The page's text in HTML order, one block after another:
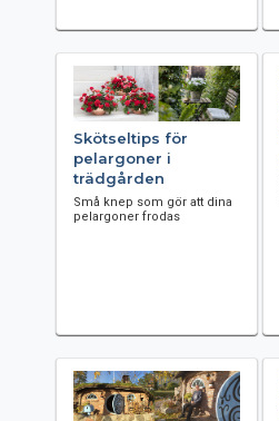
Skötseltips för
pelargoner i
trädgården
Små knep som gör att dina
pelargoner frodas